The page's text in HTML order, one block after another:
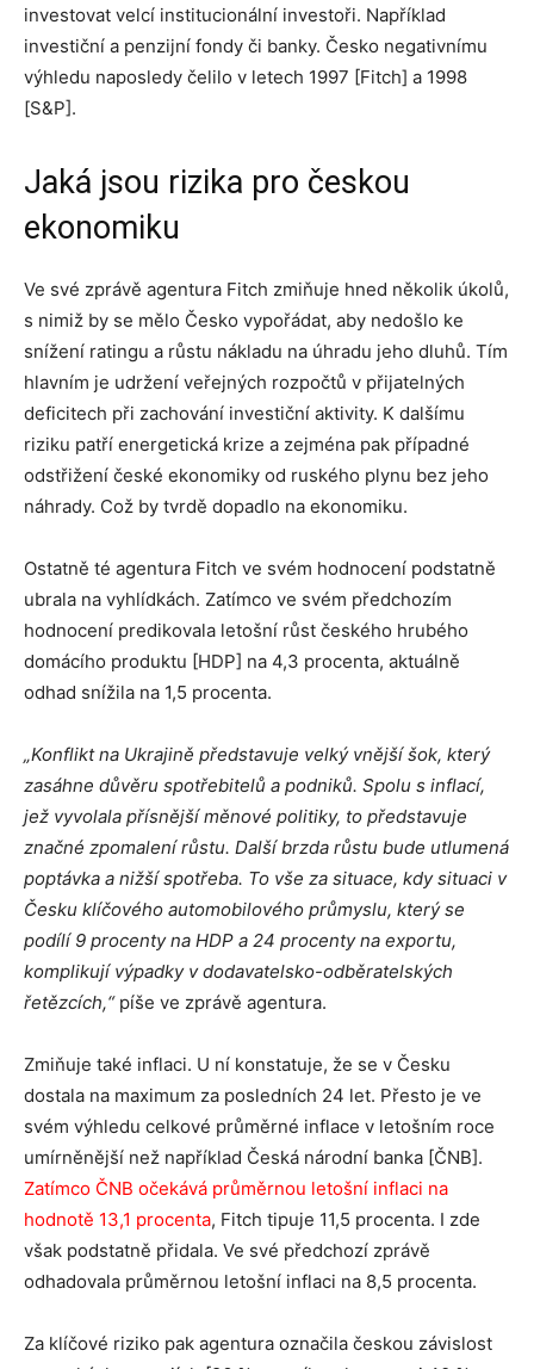
investovat velcí institucionální investoři. Například
investiční a penzijní fondy či banky. Česko negativnímu
výhledu naposledy čelilo v letech 1997 [Fitch] a 1998
[S&P].
Jaká jsou rizika pro českou
ekonomiku
Ve své zprávě agentura Fitch zmiňuje hned několik úkolů,
s nimiž by se mělo Česko vypořádat, aby nedošlo ke
snížení ratingu a růstu nákladu na úhradu jeho dluhů. Tím
hlavním je udržení veřejných rozpočtů v přijatelných
deficitech při zachování investiční aktivity. K dalšímu
riziku patří energetická krize a zejména pak případné
odstřižení české ekonomiky od ruského plynu bez jeho
náhrady. Což by tvrdě dopadlo na ekonomiku.
Ostatně té agentura Fitch ve svém hodnocení podstatně
ubrala na vyhlídkách. Zatímco ve svém předchozím
hodnocení predikovala letošní růst českého hrubého
domácího produktu [HDP] na 4,3 procenta, aktuálně
odhad snížila na 1,5 procenta.
„Konflikt na Ukrajině představuje velký vnější šok, který
zasáhne důvěru spotřebitelů a podniků. Spolu s inflací,
jež vyvolala přísnější měnové politiky, to představuje
značné zpomalení růstu. Další brzda růstu bude utlumená
poptávka a nižší spotřeba. To vše za situace, kdy situaci v
Česku klíčového automobilového průmyslu, který se
podílí 9 procenty na HDP a 24 procenty na exportu,
komplikují výpadky v dodavatelsko-odběratelských
řetězcích,“píše ve zprávě agentura.
Zmiňuje také inflaci. U ní konstatuje, že se v Česku
dostala na maximum za posledních 24 let. Přesto je ve
svém výhledu celkové průměrné inflace v letošním roce
umírněnější než například Česká národní banka [ČNB].
Zatímco ČNB očekává průměrnou letošní inflaci na
hodnotě 13,1 procenta, Fitch tipuje 11,5 procenta. I zde
však podstatně přidala. Ve své předchozí zprávě
odhadovala průměrnou letošní inflaci na 8,5 procenta.
Za klíčové riziko pak agentura označila českou závislost